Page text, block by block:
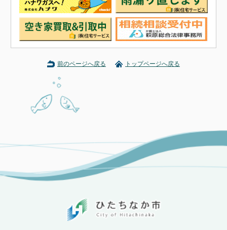
前のページへ戻る トップページへ戻る